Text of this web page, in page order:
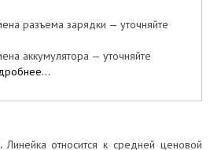
разъема зарядки — уточняйте
аккумулятора — уточняйте
Линейка относится к средней ценовой